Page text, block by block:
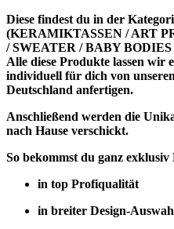
Diese findest du in der
(KERAMIKTASSEN / ART
/ SWEATER / BABY
Alle diese Produkte lassen wir
individuell für dich von
Deutschland anfertigen.
Anschließend werden die
nach Hause verschickt.
So bekommst du ganz
in top Profiqualität
in breiter Design-